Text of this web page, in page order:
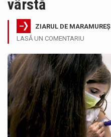
vârstă
ZIARUL DE MARAMUREȘ
LASĂ UN COMENTARIU